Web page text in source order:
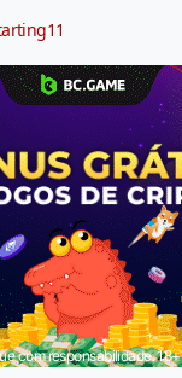
com responsabilidade. 18+